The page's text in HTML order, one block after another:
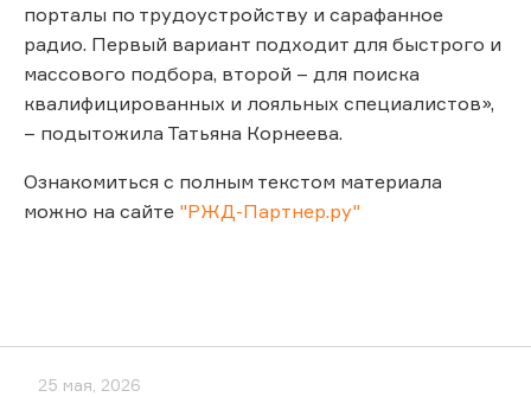
порталы по трудоустройству и сарафанное
радио. Первый вариант подходит для быстрого и
массового подбора, второй – для поиска
квалифицированных и лояльных специалистов»,
– подытожила Татьяна Корнеева.
Ознакомиться с полным текстом материала
можно на сайте "РЖД-Партнер.ру"
25 мая, 2026